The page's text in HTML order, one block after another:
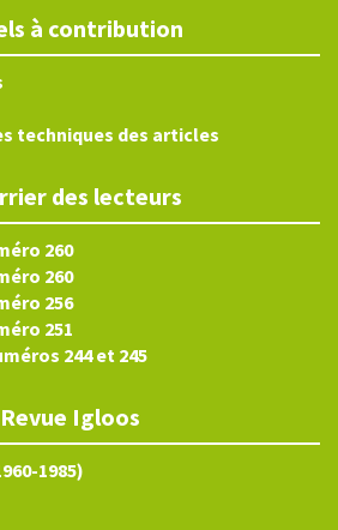
à contribution
techniques des articles
des lecteurs
260
260
256
251
244 et 245
Revue Igloos
1985)